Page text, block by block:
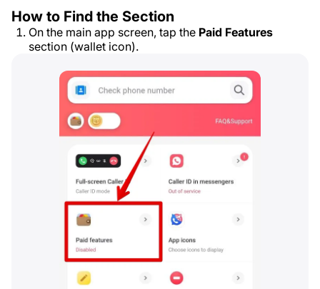
How to Find the Section
On the main app screen, tap the Paid Features
section (wallet icon).